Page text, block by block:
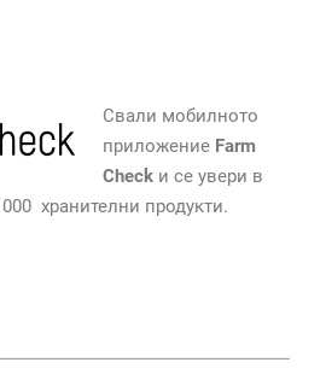
Свали мобилното
приложение Farm
Checkи се увери в
хранителни продукти.